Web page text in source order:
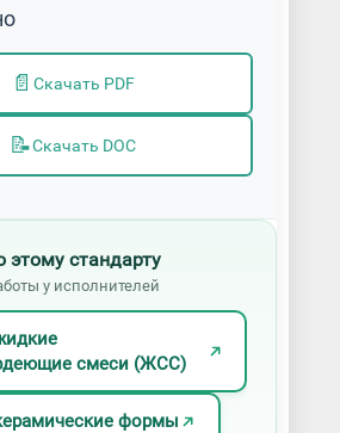
📄 Скачать PDF
📝Скачать DOC
этому стандарту
у исполнителей
смеси (ЖСС)
формы